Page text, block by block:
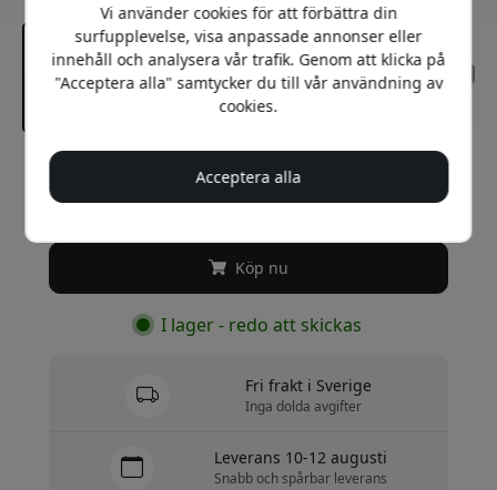
Rekommenderat pris
699 SEK
Köp nu
I lager - redo att skickas
Fri frakt i Sverige
Inga dolda avgifter
Leverans 10-12 augusti
Snabb och spårbar leverans
Vi använder cookies för att förbättra din
surfupplevelse, visa anpassade annonser eller
innehåll och analysera vår trafik. Genom att klicka på
"Acceptera alla" samtycker du till vår användning av
cookies.
Acceptera alla